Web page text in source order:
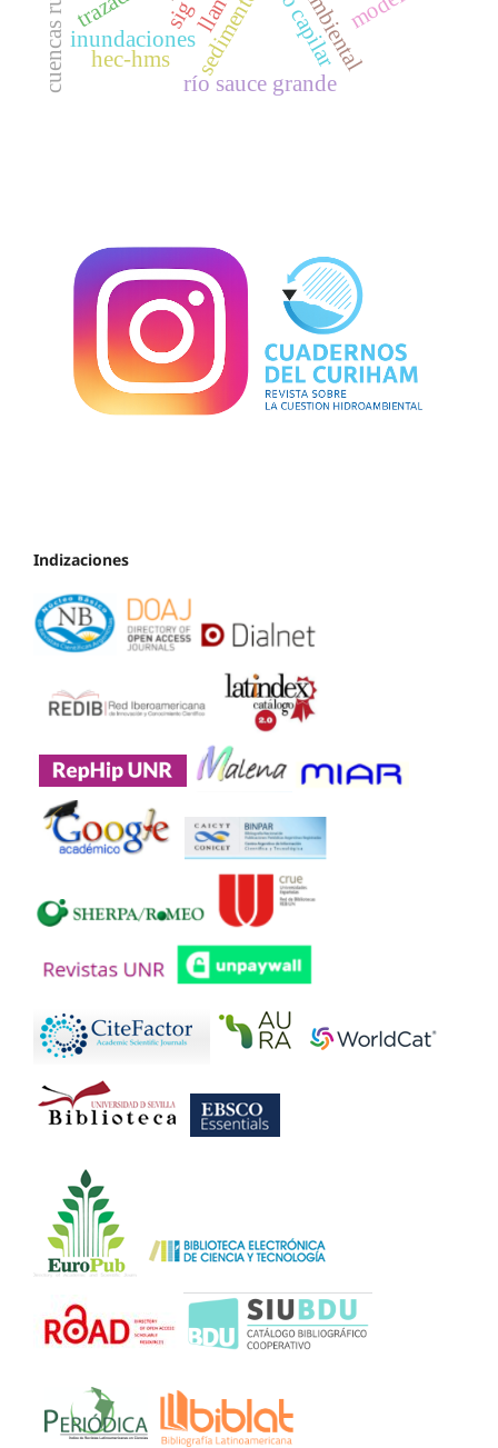
sedimentos
inundaciones
sig
río sauce grande
hec-hms
Indizaciones